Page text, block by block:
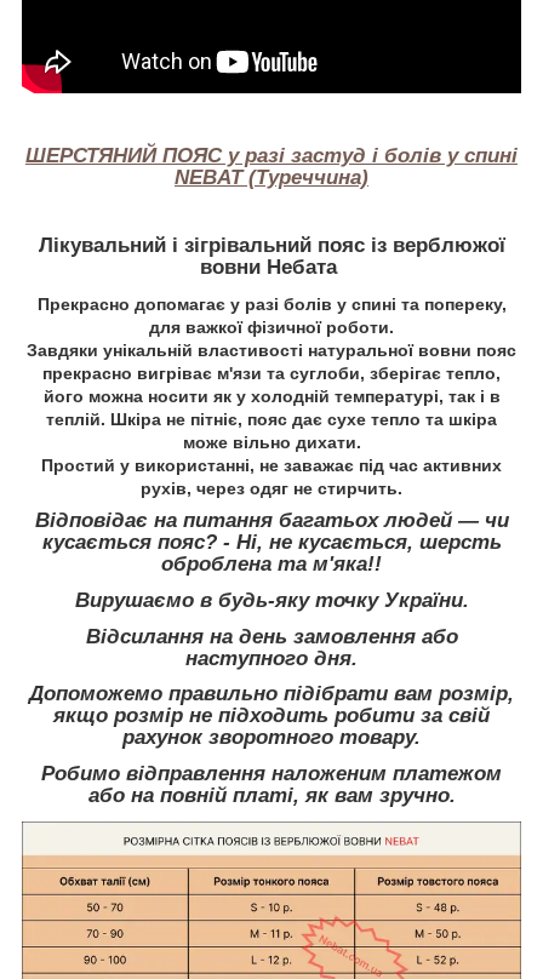
ШЕРСТЯНИЙ ПОЯС у разі застуд і болів у спині
NEBAT (Туреччина)
Лікувальний і зігрівальний пояс із верблюжої
вовни Небата
Прекрасно допомагає у разі болів у спині та попереку,
для важкої фізичної роботи.
Завдяки унікальній властивості натуральної вовни пояс
прекрасно вигріває м'язи та суглоби, зберігає тепло,
його можна носити як у холодній температурі, так і в
теплій. Шкіра не пітніє, пояс дає сухе тепло та шкіра
може вільно дихати.
Простий у використанні, не заважає під час активних
рухів, через одяг не стирчить.
Відповідає на питання багатьох людей — чи
кусається пояс? - Ні, не кусається, шерсть
оброблена та м'яка!!
Вирушаємо в будь-яку точку України.
Відсилання на день замовлення або
наступного дня.
Допоможемо правильно підібрати вам розмір,
якщо розмір не підходить робити за свій
рахунок зворотного товару.
Робимо відправлення наложеним платежом
або на повній платі, як вам зручно.